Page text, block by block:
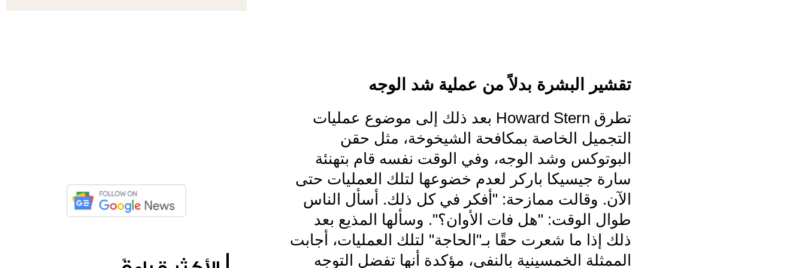
تقشير البشرة بدلاً من عملية شد الوجه
تطرق Howard Stern بعد ذلك إلى موضوع عمليات
التجميل الخاصة بمكافحة الشيخوخة، مثل حقن
البوتوكس وشد الوجه، وفي الوقت نفسه قام بتهنئة
سارة جيسيكا باركر لعدم خضوعها لتلك العمليات حتى
الآن. وقالت ممازحة: "أفكر في كل ذلك. أسأل الناس
طوال الوقت: "هل فات الأوان؟". وسألها المذيع بعد
ذلك إذا ما شعرت حقًا بـ"الحاجة" لتلك العمليات، أجابت
الممثلة الخمسينية بالنفي، مؤكدة أنها تفضل التوجه